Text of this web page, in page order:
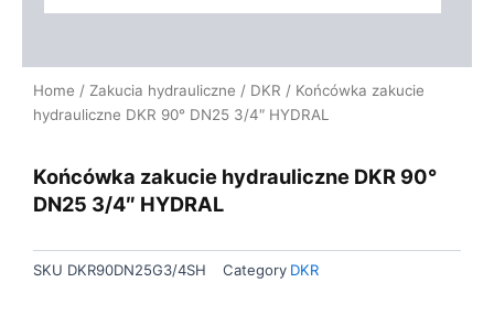
Home / Zakucia hydrauliczne / DKR / Końcówka zakucie
hydrauliczne DKR 90° DN25 3/4″ HYDRAL
Końcówka zakucie hydrauliczne DKR 90°
DN25 3/4″ HYDRAL
SKU DKR90DN25G3/4SH Category DKR